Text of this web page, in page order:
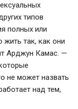
типов
полных или
так, как они
Арджун Камас. —
не может назвать
над тем,